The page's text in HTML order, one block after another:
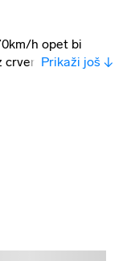
h opet bi
Prikaži još ↓